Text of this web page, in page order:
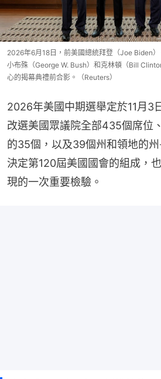
2026年6月18日，前美國總統拜登（Joe Biden
小布殊（George W. Bush）和克林頓（Bill
心的揭幕典禮前合影。（Reuters）
2026年美國中期選舉定於11月3
改選美國眾議院全部435個席位
的35個，以及39個州和領地的
決定第120屆美國國會的組成，
現的一次重要檢驗。